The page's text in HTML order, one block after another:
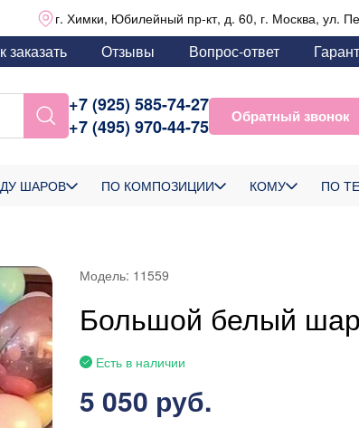
г. Химки, Юбилейный пр-кт, д. 60, г. Москва, ул.
заказать Отзывы Вопрос-ответ
+7 (925) 585-74-27
+7 (495) 970-44-75
Обратный звонок
ШАРОВ ПО КОМПОЗИЦИИ КОМУ ПО
Модель: 11559
Большой белый
Есть в наличии
5 050 руб.